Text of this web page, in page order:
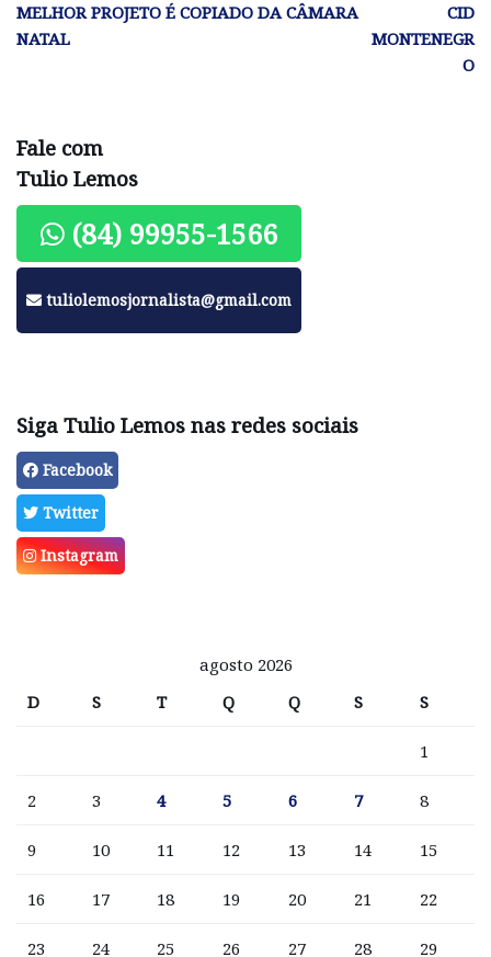
MELHOR PROJETO É COPIADO DA CÂMARA
NATAL
CID
MONTENEGR
O
Fale com
Tulio Lemos
(84) 99955-1566
tuliolemosjornalista@gmail.com
Siga Tulio Lemos nas redes sociais
Facebook
Twitter
Instagram
agosto 2026
D
S T Q Q S S
1
2 3 4 5 6 7 8
9 10 11 12 13 14 15
16 17 18 19 20 21 22
23 24 25 26 27 28 29